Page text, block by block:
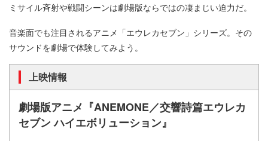
ミサイル斉射や戦闘シーンは劇場版ならではの凄まじい迫力だ。
音楽面でも注目されるアニメ「エウレカセブン」シリーズ。その
サウンドを劇場で体験してみよう。
上映情報
劇場版アニメ『ANEMONE／交響詩篇エウレカ
セブン ハイエボリューション』